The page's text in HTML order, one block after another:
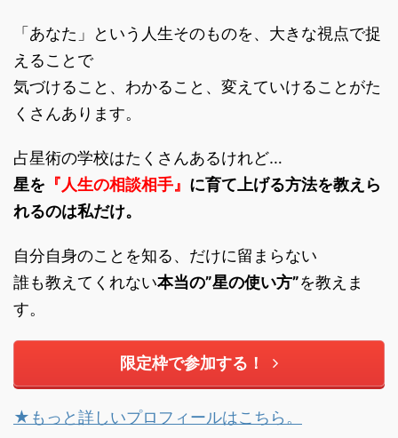
「あなた」という人生そのものを、大きな視点で捉
えることで
気づけること、わかること、変えていけることがた
くさんあります。
占星術の学校はたくさんあるけれど…
星を 『人生の相談相手』 に育て上げる方法を教えら
れるのは私だけ。
自分自身のことを知る、だけに留まらない
誰も教えてくれない本当の”星の使い方”を教えま
す。
限定枠で参加する！
★もっと詳しいプロフィールはこちら。